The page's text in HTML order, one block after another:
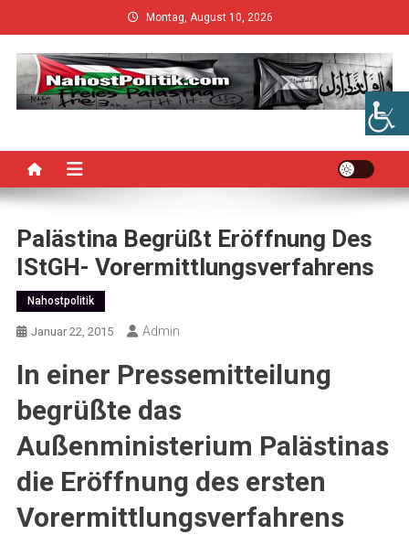
to
content
Montag, August 10, 2026
Palästina Begrüßt Eröffnung Des
IStGH- Vorermittlungsverfahrens
Nahostpolitik
Januar 22, 2015 Admin
In einer Pressemitteilung
begrüßte das
Außenministerium Palästinas
die Eröffnung des ersten
Vorermittlungsverfahrens